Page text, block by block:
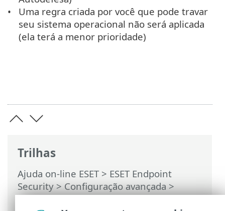
Trilhas
Ajuda on-line ESET> ESET Endpoint
Security>Configuração avançada>
Proteções>HIPS – Sistema de prevenção
Uma regra criada por você que pode travar
seu sistema operacional não será aplicada
(ela terá a menor prioridade)